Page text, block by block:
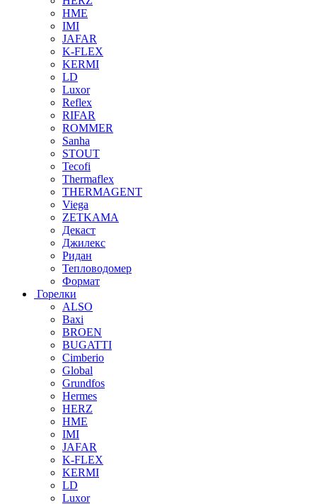
HME
IMI
JAFAR
K-FLEX
KERMI
LD
Luxor
Reflex
RIFAR
ROMMER
Sanha
STOUT
Tecofi
Thermaflex
THERMAGENT
Viega
ZETKAMA
Декаст
Джилекс
Ридан
Тепловодомер
Формат
Горелки
ALSO
Baxi
BROEN
BUGATTI
Cimberio
Global
Grundfos
Hermes
HERZ
HME
IMI
JAFAR
K-FLEX
KERMI
LD
Luxor